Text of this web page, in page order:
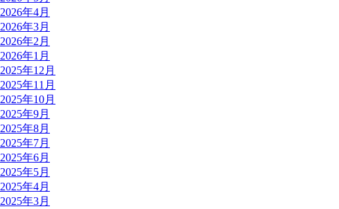
2026年4月
2026年3月
2026年2月
2026年1月
2025年12月
2025年11月
2025年10月
2025年9月
2025年8月
2025年7月
2025年6月
2025年5月
2025年4月
2025年3月